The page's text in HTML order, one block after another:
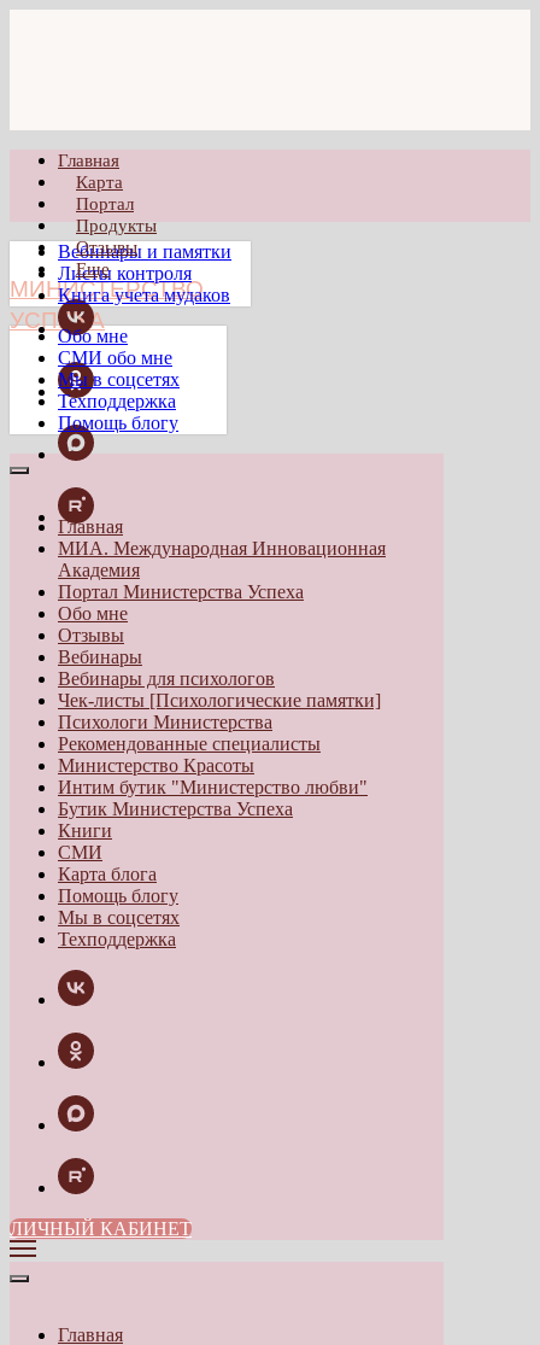
МИНИСТЕРСТВО
УСПЕХА
Главная
Карта
Портал
Продукты
Отзывы
Еще
Вебинары и памятки
Листы контроля
Книга учета мудаков
Обо мне
СМИ обо мне
Мы в соцсетях
Техподдержка
Помощь блогу
Главная
МИА. Международная Инновационная
Академия
Портал Министерства Успеха
Обо мне
Отзывы
Вебинары
Вебинары для психологов
Чек-листы [Психологические памятки]
Психологи Министерства
Рекомендованные специалисты
Министерство Красоты
Интим бутик "Министерство любви"
Бутик Министерства Успеха
Книги
СМИ
Карта блога
Помощь блогу
Мы в соцсетях
Техподдержка
ЛИЧНЫЙ КАБИНЕТ
Главная